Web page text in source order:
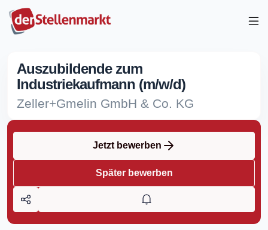
Auszubildende zum
Industriekaufmann (m/w/d)
Zeller+Gmelin GmbH & Co. KG
Jetzt bewerben
Später bewerben